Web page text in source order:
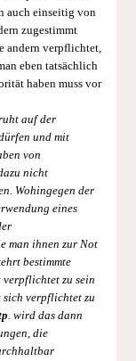
auch einseitig von
zugestimmt
andern verpflichtet,
eben tatsächlich
haben muss vor
auf der
und mit
von
nicht
Wohingegen der
eines
man ihnen zur Not
bestimmte
zu sein
sich verpflichtet zu
. wird das dann
die